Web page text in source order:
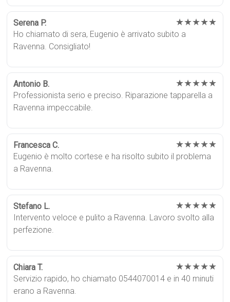
Serena P. ★★★★★
Ho chiamato di sera, Eugenio è arrivato subito a
Ravenna. Consigliato!
Antonio B. ★★★★★
Professionista serio e preciso. Riparazione tapparella a
Ravenna impeccabile.
Francesca C. ★★★★★
Eugenio è molto cortese e ha risolto subito il problema
a Ravenna.
Stefano L. ★★★★★
Intervento veloce e pulito a Ravenna. Lavoro svolto alla
perfezione.
Chiara T. ★★★★★
Servizio rapido, ho chiamato 0544070014 e in 40 minuti
erano a Ravenna.